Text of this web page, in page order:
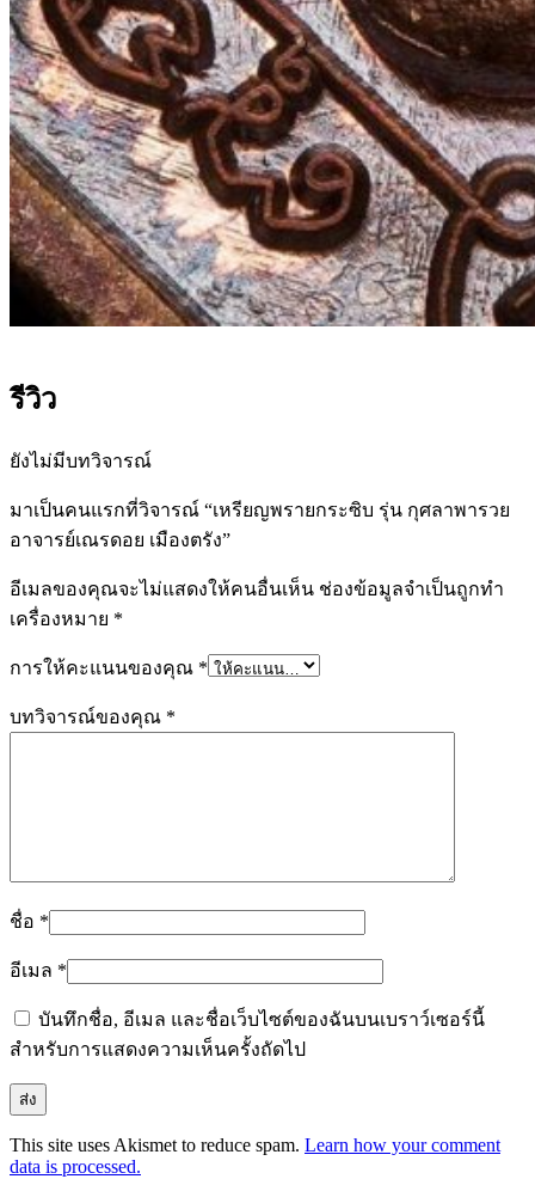
รีวิว
ยังไม่มีบทวิจารณ์
มาเป็นคนแรกที่วิจารณ์ “เหรียญพรายกระซิบ รุ่น กุศลาพารวย
อาจารย์เณรดอย เมืองตรัง”
อีเมลของคุณจะไม่แสดงให้คนอื่นเห็น ช่องข้อมูลจำเป็นถูกทำ
เครื่องหมาย *
การให้คะแนนของคุณ *
บทวิจารณ์ของคุณ *
ชื่อ *
อีเมล *
บันทึกชื่อ, อีเมล และชื่อเว็บไซต์ของฉันบนเบราว์เซอร์นี้
สำหรับการแสดงความเห็นครั้งถัดไป
This site uses Akismet to reduce spam. Learn how your comment
data is processed.